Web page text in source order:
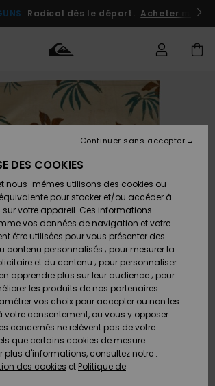
/ s'inscrire
Radical dès le départ. Acheter
Vêtements
Chaussures
& Tongs
Surf
Snow
Nouveautés
Vêtements
Chaussures
& Tongs
Surf
Snow
Nouveautés
Shop
A
Découvrir
Snow
Surf
Homme
Surf
Shop
Enfant
Highlights
Communauté
Snow
Homme
Snow
Shop
Enfant
Snow
Shop
Femme
A
Découvrir
Communauté
Outlet
Homme
Enfant
Outlet
Femme
Accéder à
commande
Retours
Paiement
Carte
Cadeau
Quiksilver
Freedom
Protection
des
DES COOKIES
nous-mêmes utilisons des cookies ou
pour stocker et/ou accéder à
votre appareil. Ces informations
vos données de navigation et votre
être utilisées pour vous présenter des
contenu personnalisés ; pour mesurer la
et du contenu ; pour personnaliser
apprendre plus sur leur audience ; pour
les produits de nos partenaires.
vos choix pour accepter ou non les
votre consentement, ou vous y opposer
concernés ne relèvent pas de votre
que certains cookies de mesure
plus d'informations, consultez notre :
des cookies et Politique de
Continuer sans accepter